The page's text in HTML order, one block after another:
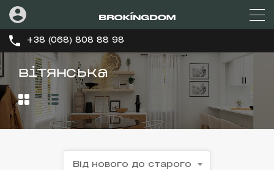
+38 (068) 808 88 98
вітянська
Від нового до старого